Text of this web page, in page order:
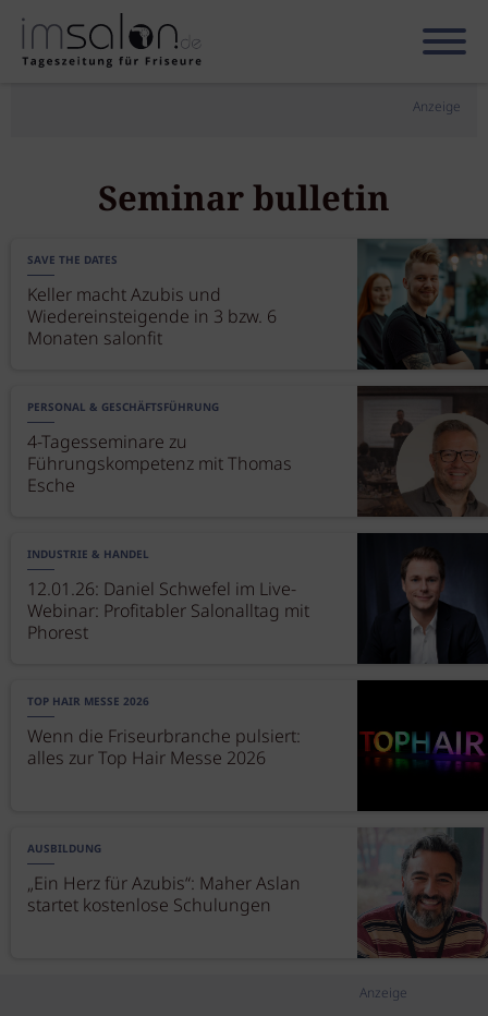
Anzeige
Seminar bulletin
SAVE THE DATES
Keller macht Azubis und
Wiedereinsteigende in 3 bzw. 6
Monaten salonfit
PERSONAL & GESCHÄFTSFÜHRUNG
4-Tagesseminare zu
Führungskompetenz mit Thomas
Esche
INDUSTRIE & HANDEL
12.01.26: Daniel Schwefel im Live-
Webinar: Profitabler Salonalltag mit
Phorest
TOP HAIR MESSE 2026
Wenn die Friseurbranche pulsiert:
alles zur Top Hair Messe 2026
AUSBILDUNG
„Ein Herz für Azubis“: Maher Aslan
startet kostenlose Schulungen
Anzeige